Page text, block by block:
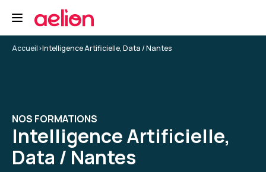
Accueil>Intelligence Artificielle, Data / Nantes
NOS FORMATIONS
Intelligence Artificielle,
Data / Nantes
salle de formation très correcte, bien équipée
et calme.
Formation : Prompt Engineering et Generative AI